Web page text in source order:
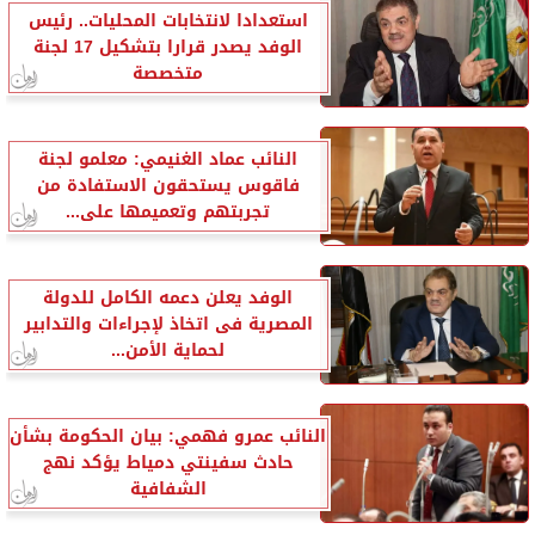
استعدادا لانتخابات المحليات.. رئيس
الوفد يصدر قرارا بتشكيل 17 لجنة
متخصصة
النائب عماد الغنيمي: معلمو لجنة
فاقوس يستحقون الاستفادة من
تجربتهم وتعميمها على...
الوفد يعلن دعمه الكامل للدولة
المصرية فى اتخاذ لإجراءات والتدابير
لحماية الأمن...
النائب عمرو فهمي: بيان الحكومة بشأن
حادث سفينتي دمياط يؤكد نهج
الشفافية